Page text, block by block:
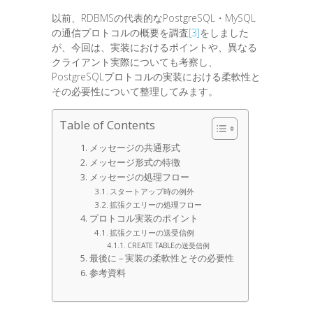
以前、RDBMSの代表的なPostgreSQL・MySQL
の通信プロトコルの概要を調査[3]をしました
が、今回は、実装におけるポイントや、異なる
クライアント実際についても考察し、
PostgreSQLプロトコルの実装における柔軟性と
その必要性について整理してみます。
Table of Contents
メッセージの共通形式
メッセージ形式の特徴
メッセージの処理フロー
スタートアップ時の例外
拡張クエリーの処理フロー
プロトコル実装のポイント
拡張クエリーの送受信例
CREATE TABLEの送受信例
最後に – 実装の柔軟性とその必要性
参考資料